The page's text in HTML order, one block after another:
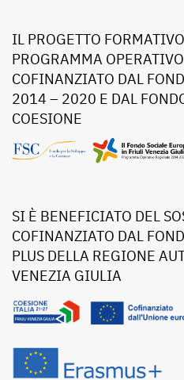
IL PROGETTO
PROGRAMMA
COFINANZIATO DAL
2014 – 2020 E DAL
COESIONE
SI È BENEFICIATO DEL
COFINANZIATO DAL
PLUS DELLA REGIONE
VENEZIA GIULIA